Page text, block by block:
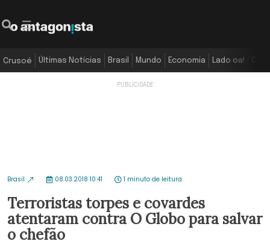
Crusoé Últimas Notícias Brasil Mundo Economia Lado oa!
Brasil 08.03.2018 10:41 1 minuto de leitura
Terroristas torpes e covardes
atentaram contra O Globo para salvar
o chefão